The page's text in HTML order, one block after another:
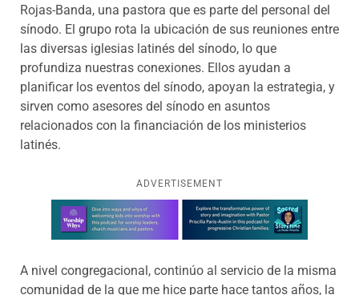
Rojas-Banda, una pastora que es parte del personal del
sínodo. El grupo rota la ubicación de sus reuniones entre
las diversas iglesias latinés del sínodo, lo que
profundiza nuestras conexiones. Ellos ayudan a
planificar los eventos del sínodo, apoyan la estrategia, y
sirven como asesores del sínodo en asuntos
relacionados con la financiación de los ministerios
latinés.
ADVERTISEMENT
Learn more about this offer
A nivel congregacional, continúo al servicio de la misma
comunidad de la que me hice parte hace tantos años, la